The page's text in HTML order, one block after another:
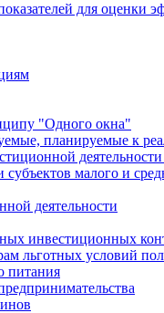
для оценки
"Oдного окна"
планируемые к
малого и
деятельности
инвестиционных
льготных условий
питания